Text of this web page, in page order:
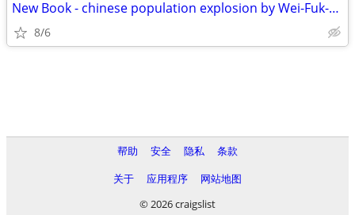
New Book - chinese population explosion by Wei-Fuk-Em-Yung
8/6
帮助 安全 隐私
条款
关于
应用程序
网站地图
© 2026 craigslist